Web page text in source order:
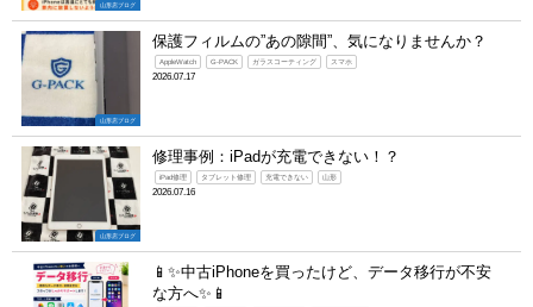
山形店ブログ
山形店ブログ
保護フィルムの”あの隙間”、気になりませんか？
AppleWatch G-PACK ガラスコーティング スマホ
2026.07.17
山形店ブログ
修理事例：iPadが充電できない！？
iPad修理 タブレット修理 充電できない 山形
2026.07.16
📱✨中古iPhoneを買ったけど、データ移行が不安
な方へ✨📱